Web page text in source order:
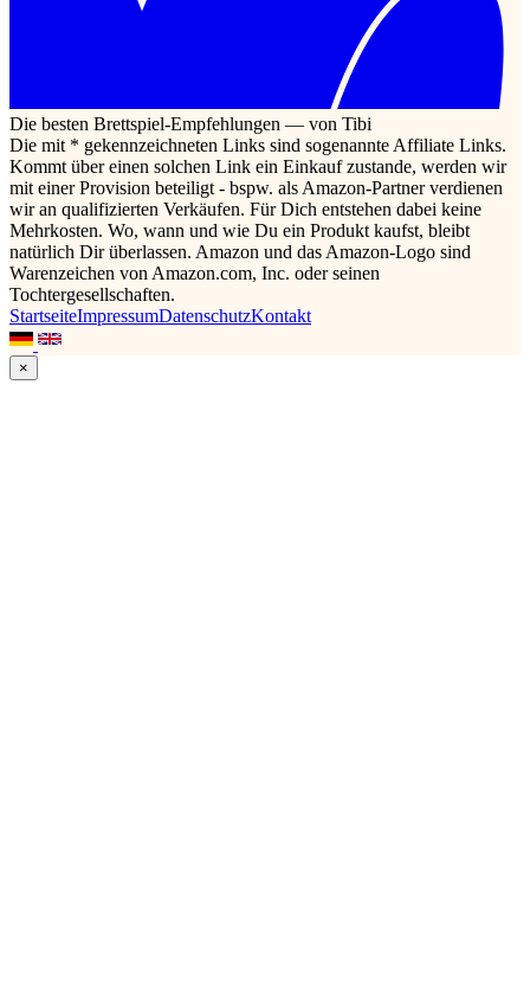
Die besten Brettspiel-Empfehlungen — von Tibi
Die mit * gekennzeichneten Links sind sogenannte Affiliate Links.
Kommt über einen solchen Link ein Einkauf zustande, werden wir
mit einer Provision beteiligt - bspw. als Amazon-Partner verdienen
wir an qualifizierten Verkäufen. Für Dich entstehen dabei keine
Mehrkosten. Wo, wann und wie Du ein Produkt kaufst, bleibt
natürlich Dir überlassen. Amazon und das Amazon-Logo sind
Warenzeichen von Amazon.com, Inc. oder seinen
Tochtergesellschaften.
StartseiteImpressumDatenschutzKontakt
×